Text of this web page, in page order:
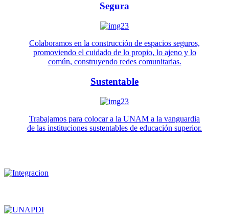
Segura
Colaboramos en la construcción de espacios seguros,
promoviendo el cuidado de lo propio, lo ajeno y lo
común, construyendo redes comunitarias.
Sustentable
Trabajamos para colocar a la UNAM a la vanguardia
de las instituciones sustentables de educación superior.